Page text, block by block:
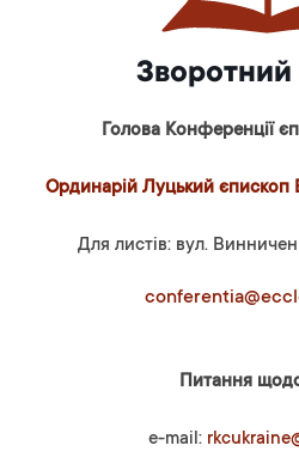
Зворотний
Голова Конференції
Ординарій Луцький єпископ
Для листів: вул.
Питання
e-mail: